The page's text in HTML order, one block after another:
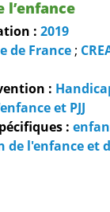
l’enfance
: 2019
de France ;
:
et PJJ
:
de l'enfance et